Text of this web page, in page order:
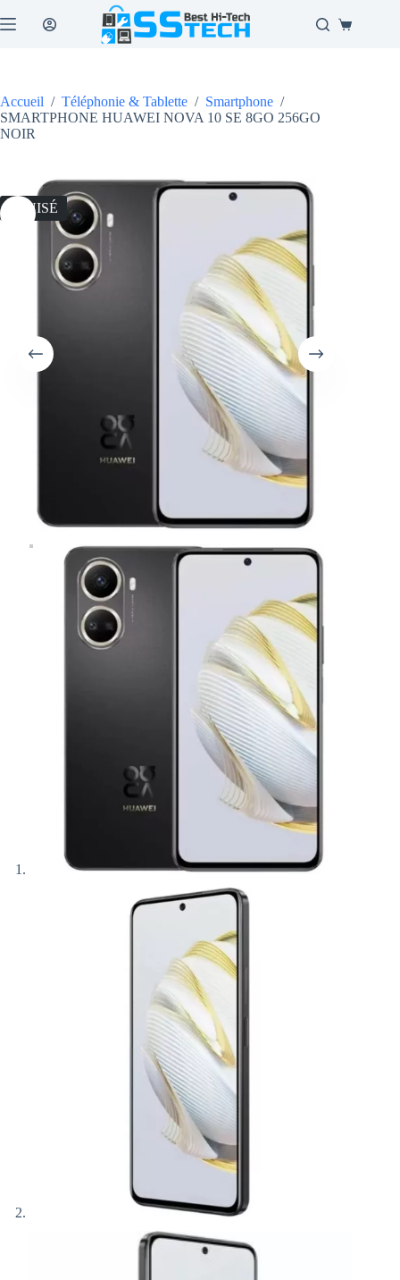
au
Panier
Accueil / Téléphonie & Tablette / Smartphone /
SMARTPHONE HUAWEI NOVA 10 SE 8GO 256GO
NOIR
ÉPUISÉ